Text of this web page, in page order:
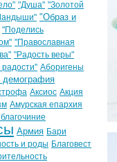
"Душа" "Золотой
"Образ и
"Поделись
"Православная
"Радость веры"
Аборигены
демография
Аксиос Акция
Амурская епархия
Армия Бари
и роды Благовест